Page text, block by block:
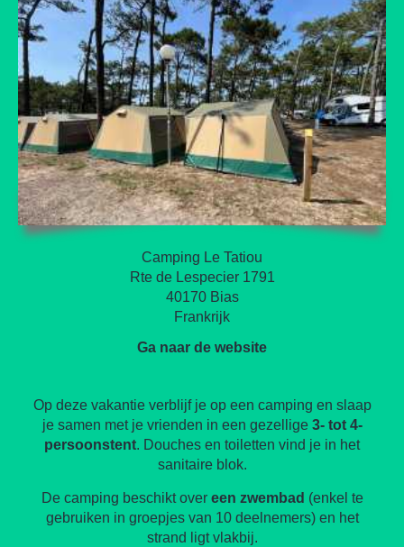
Camping Le Tatiou
Rte de Lespecier 1791
40170 Bias
Frankrijk
Ga naar de website
Op deze vakantie verblijf je op een camping en slaap
je samen met je vrienden in een gezellige 3- tot 4-
persoonstent. Douches en toiletten vind je in het
sanitaire blok.
De camping beschikt over een zwembad (enkel te
gebruiken in groepjes van 10 deelnemers) en het
strand ligt vlakbij.